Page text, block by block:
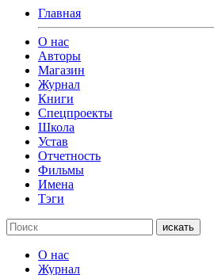
Главная
О нас
Авторы
Магазин
Журнал
Книги
Спецпроекты
Школа
Устав
Отчетность
Фильмы
Имена
Тэги
искать
О нас
Журнал